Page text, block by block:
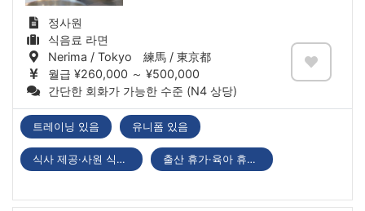
정사원
식음료 라면
Nerima / Tokyo 練馬 / 東京都
월급 ¥260,000 ～ ¥500,000
간단한 회화가 가능한 수준 (N4 상당)
트레이닝 있음 유니폼 있음
식사 제공·사원 식당 있음 출산 휴가·육아 휴직 있음